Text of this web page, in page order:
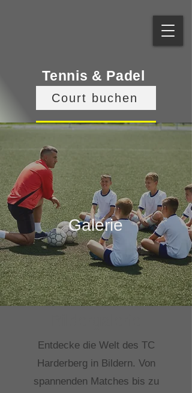
Tennis & Padel
Court buchen
Veranstaltungen
Galerie
Entdecke die Welt des TC
Harderberg in Bildern. Von
spannenden Matches bis zu